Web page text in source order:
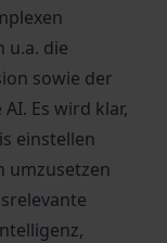
u.a. die
sowie der
Es wird klar,
einstellen
umzusetzen